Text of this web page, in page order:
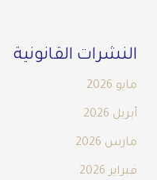
النشرات القانونية
مايو 2026
أبريل 2026
مارس 2026
فبراير 2026